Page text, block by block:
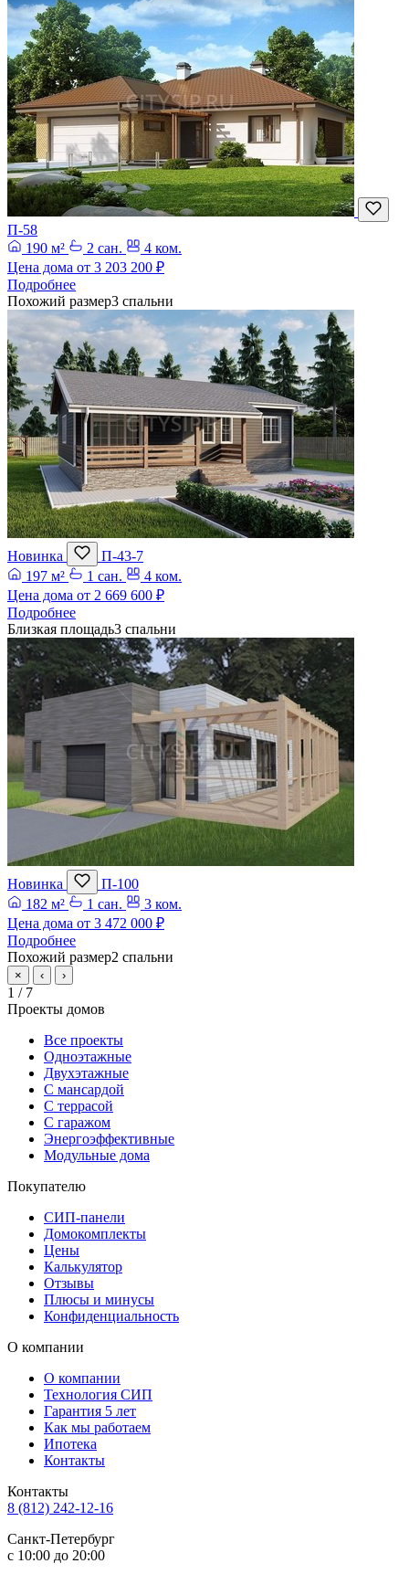
П-58
190 м²
2 сан.
4 ком.
Цена дома от 3 203 200 ₽
Подробнее
Похожий размер3 спальни
Новинка
П-43-7
197 м²
1 сан.
4 ком.
Цена дома от 2 669 600 ₽
Подробнее
Близкая площадь3 спальни
Новинка
П-100
182 м²
1 сан.
3 ком.
Цена дома от 3 472 000 ₽
Подробнее
Похожий размер2 спальни
× ‹ ›
1 / 7
Проекты домов
Все проекты
Одноэтажные
Двухэтажные
С мансардой
С террасой
С гаражом
Энергоэффективные
Модульные дома
Покупателю
СИП-панели
Домокомплекты
Цены
Калькулятор
Отзывы
Плюсы и минусы
Конфиденциальность
О компании
О компании
Технология СИП
Гарантия 5 лет
Как мы работаем
Ипотека
Контакты
Контакты
8 (812) 242-12-16
Санкт-Петербург
с 10:00 до 20:00